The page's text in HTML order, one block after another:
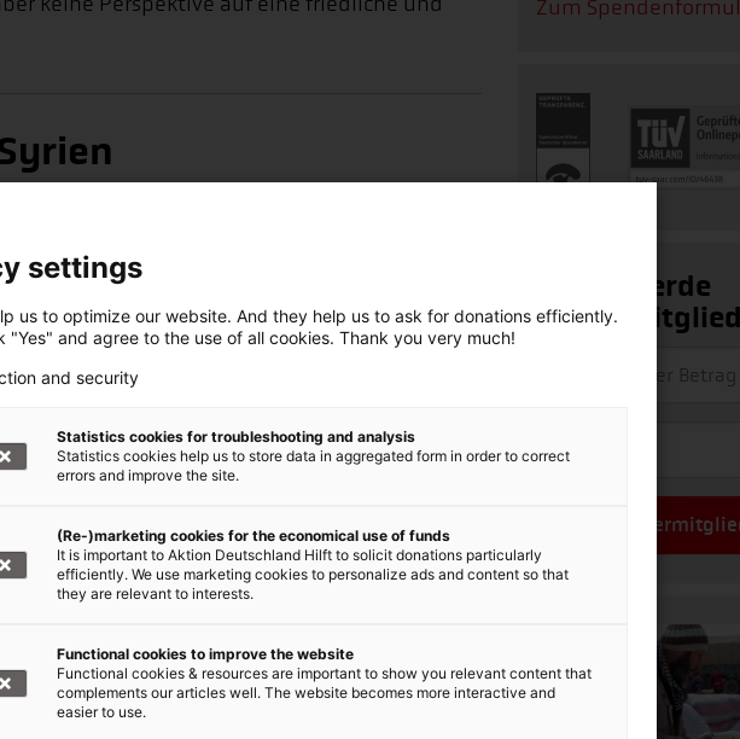
+++
der Hilfsorganisationen,
für Flüchtlingshilfe weltweit
Flüchtlinge weltweit
1020 30, BIC: BFSWDE33XXX
Zum
Ja, ich werde
Jetzt
settings
us to optimize our website. And they help us to ask for donations efficiently.
"Yes" and agree to the use of all cookies. Thank you very much!
and security
Statistics cookies for troubleshooting and analysis
Statistics cookies help us to store data in aggregated form in order to correct
errors and improve the site.
(Re-)marketing cookies for the economical use of funds
It is important to Aktion Deutschland Hilft to solicit donations particularly
efficiently. We use marketing cookies to personalize ads and content so that
they are relevant to interests.
Functional cookies to improve the website
Functional cookies & resources are important to show you relevant content that
complements our articles well. The website becomes more interactive and
easier to use.